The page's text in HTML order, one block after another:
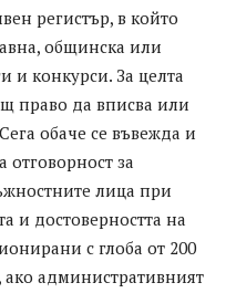
регистър, в който
общинска или
и конкурси. За целта
право да вписва или
обаче се въвежда и
за
лица при
и достоверността на
с глоба от 200
административният